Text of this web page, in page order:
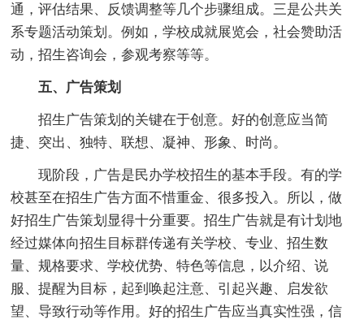
通，评估结果、反馈调整等几个步骤组成。三是公共关
系专题活动策划。例如，学校成就展览会，社会赞助活
动，招生咨询会，参观考察等等。
五、广告策划
招生广告策划的关键在于创意。好的创意应当简
捷、突出、独特、联想、凝神、形象、时尚。
现阶段，广告是民办学校招生的基本手段。有的学
校甚至在招生广告方面不惜重金、很多投入。所以，做
好招生广告策划显得十分重要。招生广告就是有计划地
经过媒体向招生目标群传递有关学校、专业、招生数
量、规格要求、学校优势、特色等信息，以介绍、说
服、提醒为目标，起到唤起注意、引起兴趣、启发欲
望、导致行动等作用。好的招生广告应当真实性强，信